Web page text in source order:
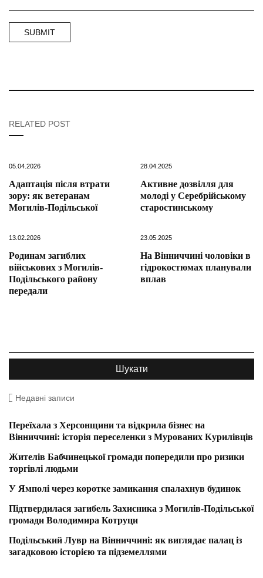
RELATED POST
05.04.2026
Адаптація після втрати
зору: як ветеранам
Могилів-Подільської
28.04.2025
Активне дозвілля для
молоді у Серебрійському
старостинському
13.02.2026
Родинам загиблих
військових з Могилів-
Подільського району
передали
23.05.2025
На Вінниччині чоловіки в
гідрокостюмах планували
вплав
Недавні записи
Переїхала з Херсонщини та відкрила бізнес на
Вінниччині: історія переселенки з Мурованих Курилівців
Жителів Бабчинецької громади попередили про ризики
торгівлі людьми
У Ямполі через коротке замикання спалахнув будинок
Підтвердилася загибель Захисника з Могилів-Подільської
громади Володимира Котруци
Подільський Лувр на Вінниччині: як виглядає палац із
загадковою історією та підземеллями